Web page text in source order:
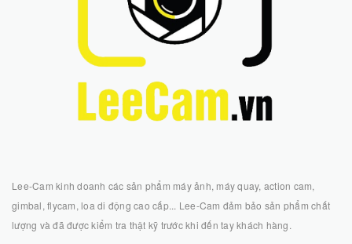
Lee-Cam kinh doanh các sản phẩm máy ảnh, máy quay, action cam,
gimbal, flycam, loa di động cao cấp... Lee-Cam đảm bảo sản phẩm chất
lượng và đã được kiểm tra thật kỹ trước khi đến tay khách hàng.